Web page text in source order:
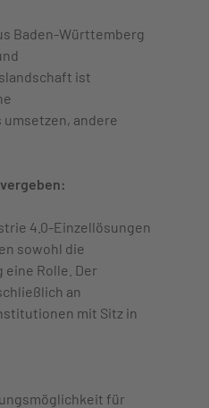
Baden-Württemberg
ist
andere
4.0-Einzellösungen
sowohl die
eine Rolle. Der
an
mit Sitz in
für